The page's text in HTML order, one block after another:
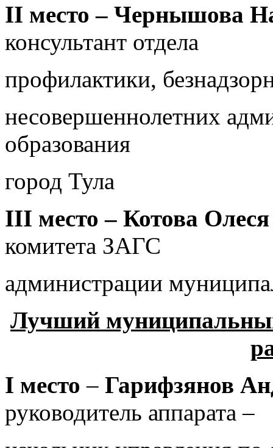
II место – Чернышова
консультант отдела
профилактики,
несовершеннолетних
образования
город Тула
III место – Котова
комитета ЗАГС
администрации
Лучший
I место – Гарифзянов
руководитель аппарата –